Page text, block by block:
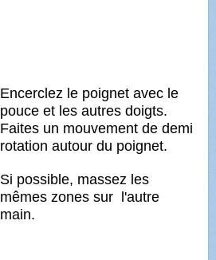
Encerclez le poignet avec le
pouce et les autres doigts.
Faites un mouvement de demi
rotation autour du poignet.
Si possible, massez les
mêmes zones sur l'autre
main.